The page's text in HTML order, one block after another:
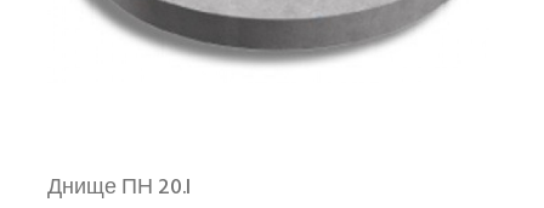
Днище ПН 20.I